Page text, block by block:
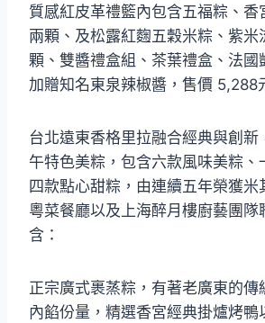
質感紅皮革禮籃內包含五福粽、香
兩顆、及松露紅麴五穀米粽、紫米
顆、雙醬禮盒組、茶葉禮盒、法國
加贈知名東泉辣椒醬，售價 5,288
台北遠東香格里拉融合經典與創新
午特色美粽，包含六款風味美粽、
四款點心甜粽，由連續五年榮獲米
粵菜餐廳以及上海醉月樓廚藝團隊
含：
正宗廣式裹蒸粽，有著老廣東的傳
內餡份量，精選香宮經典掛爐烤